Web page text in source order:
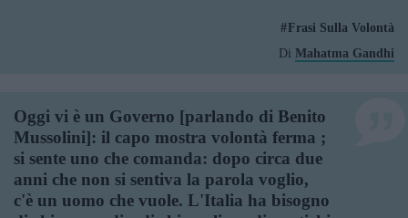
Frasi Sulla Volontà
Di Mahatma Gandhi
Oggi vi è un Governo [parlando di Benito
Mussolini]: il capo mostra volontà ferma ;
si sente uno che comanda: dopo circa due
anni che non si sentiva la parola voglio,
c'è un uomo che vuole. L'Italia ha bisogno